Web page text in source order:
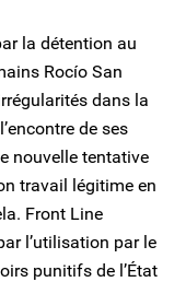
la détention au
Rocío San
dans la
de ses
nouvelle tentative
travail légitime en
Front Line
l’utilisation par le
punitifs de l’État